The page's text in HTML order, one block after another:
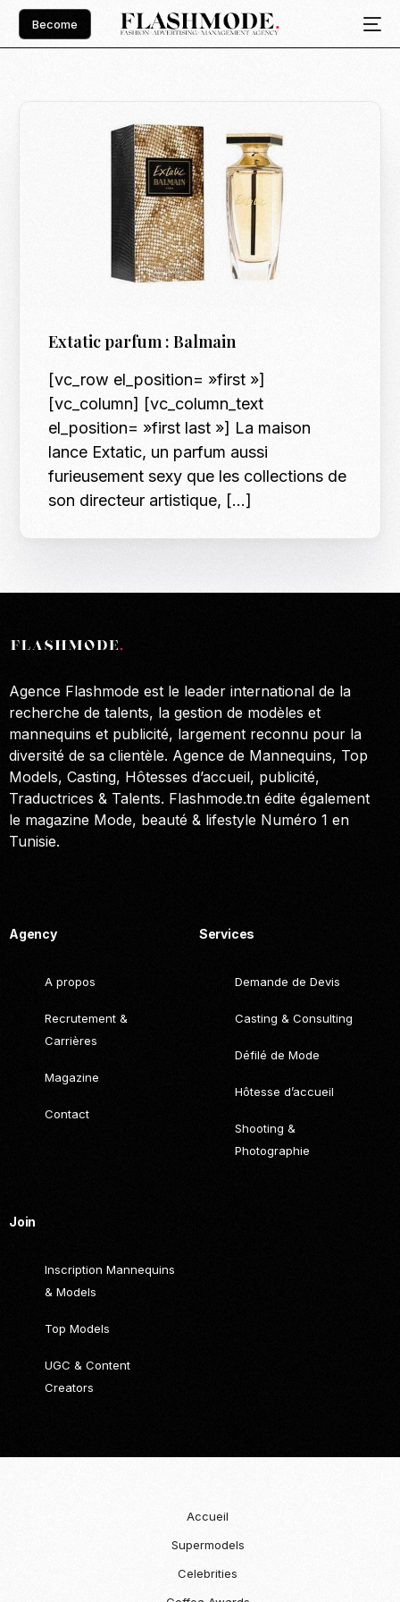
Become
Extatic parfum : Balmain
[vc_row el_position= »first »]
[vc_column] [vc_column_text
el_position= »first last »] La maison
lance Extatic, un parfum aussi
furieusement sexy que les collections de
son directeur artistique, […]
Agence Flashmode est le leader international de la
recherche de talents, la gestion de modèles et
mannequins et publicité, largement reconnu pour la
diversité de sa clientèle. Agence de Mannequins, Top
Models, Casting, Hôtesses d’accueil, publicité,
Traductrices & Talents. Flashmode.tn édite également
le magazine Mode, beauté & lifestyle Numéro 1 en
Tunisie.
Agency
A propos
Recrutement &
Carrières
Magazine
Contact
Services
Demande de Devis
Casting & Consulting
Défilé de Mode
Hôtesse d’accueil
Shooting &
Photographie
Join
Inscription Mannequins
& Models
Top Models
UGC & Content
Creators
Accueil
Supermodels
Celebrities